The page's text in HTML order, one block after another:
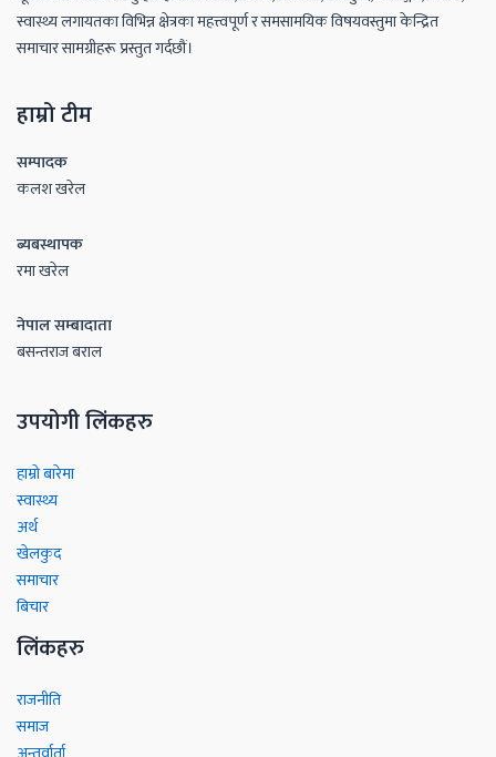
स्वास्थ्य लगायतका विभिन्न क्षेत्रका महत्त्वपूर्ण र समसामयिक विषयवस्तुमा केन्द्रित
समाचार सामग्रीहरू प्रस्तुत गर्दछौं।
हाम्रो टीम
सम्पादक
कलश खरेल
ब्यबस्थापक
रमा खरेल
नेपाल सम्बादाता
बसन्तराज बराल
उपयोगी लिंकहरु
हाम्रो बारेमा
स्वास्थ्य
अर्थ
खेलकुद
समाचार
बिचार
लिंकहरु
राजनीति
समाज